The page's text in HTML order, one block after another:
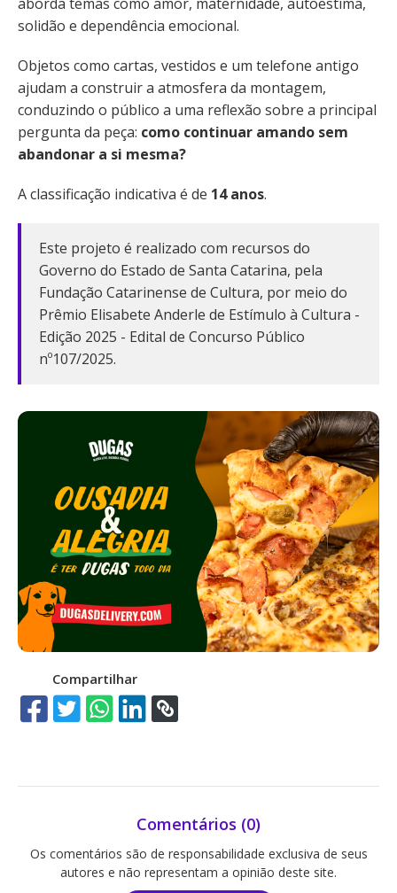
solidão e dependência emocional.
Objetos como cartas, vestidos e um telefone antigo
ajudam a construir a atmosfera da montagem,
conduzindo o público a uma reflexão sobre a principal
pergunta da peça: como continuar amando sem
abandonar a si mesma?
A classificação indicativa é de 14 anos.
Este projeto é realizado com recursos do
Governo do Estado de Santa Catarina, pela
Fundação Catarinense de Cultura, por meio do
Prêmio Elisabete Anderle de Estímulo à Cultura -
Edição 2025 - Edital de Concurso Público
nº107/2025.
Compartilhar
Comentários (0)
Os comentários são de responsabilidade exclusiva de seus
autores e não representam a opinião deste site.